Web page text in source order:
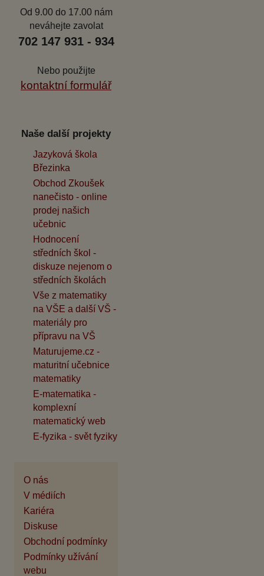
Od 9.00 do 17.00 nám
neváhejte zavolat
702 147 931 - 934
Nebo použijte
kontaktní formulář
Naše další projekty
Jazyková škola
Březinka
Obchod Zkoušek
nanečisto - online
prodej našich
učebnic
Hodnocení
středních škol -
diskuze nejenom o
středních školách
Vše z matematiky
na VŠE a další VŠ -
materiály pro
přípravu na VŠ
Maturujeme.cz -
maturitní učebnice
matematiky
E-matematika -
komplexní
matematický web
E-fyzika - svět fyziky
O nás
V médiích
Kariéra
Diskuse
Obchodní podmínky
Podmínky užívání
webu